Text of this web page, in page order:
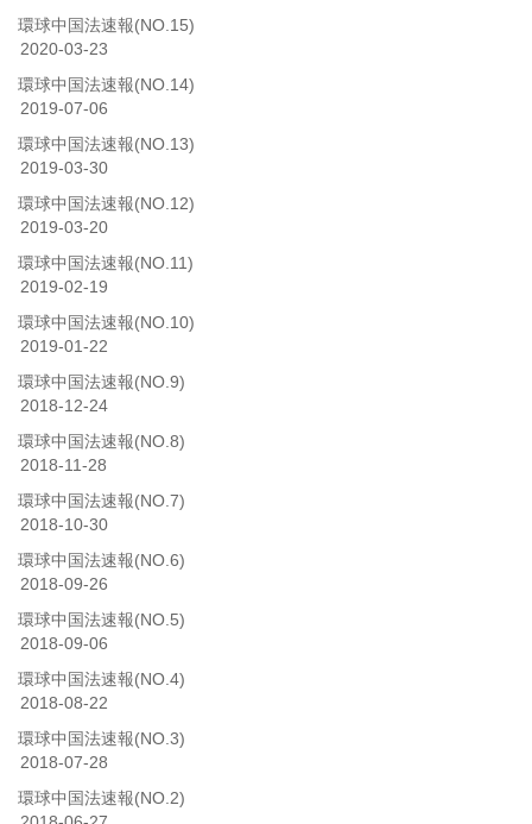
環球中国法速報(NO.15)
2020-03-23
環球中国法速報(NO.14)
2019-07-06
環球中国法速報(NO.13)
2019-03-30
環球中国法速報(NO.12)
2019-03-20
環球中国法速報(NO.11)
2019-02-19
環球中国法速報(NO.10)
2019-01-22
環球中国法速報(NO.9)
2018-12-24
環球中国法速報(NO.8)
2018-11-28
環球中国法速報(NO.7)
2018-10-30
環球中国法速報(NO.6)
2018-09-26
環球中国法速報(NO.5)
2018-09-06
環球中国法速報(NO.4)
2018-08-22
環球中国法速報(NO.3)
2018-07-28
環球中国法速報(NO.2)